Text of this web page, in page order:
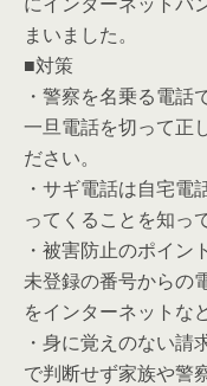
まいました。
■対策
・警察を名乗る電話
一旦電話を切って正
ださい。
・サギ電話は自宅
ってくることを知っ
・被害防止のポイン
未登録の番号からの
をインターネットな
・身に覚えのない請
で判断せず家族や警